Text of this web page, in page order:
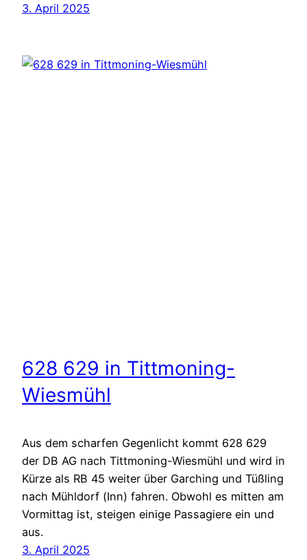
3. April 2025
628 629 in Tittmoning-
Wiesmühl
Aus dem scharfen Gegenlicht kommt 628 629
der DB AG nach Tittmoning-Wiesmühl und wird in
Kürze als RB 45 weiter über Garching und Tüßling
nach Mühldorf (Inn) fahren. Obwohl es mitten am
Vormittag ist, steigen einige Passagiere ein und
aus.
3. April 2025